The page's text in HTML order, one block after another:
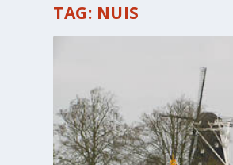
TAG: NUIS